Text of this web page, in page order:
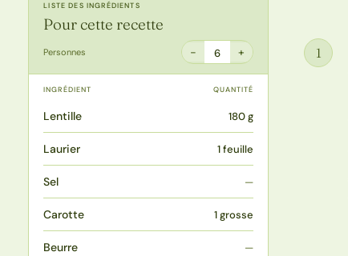
LISTE DES INGRÉDIENTS
Pour cette recette
Personnes − 6 +
INGRÉDIENT QUANTITÉ
Lentille 180 g
Laurier 1 feuille
Sel —
Carotte 1 grosse
Beurre —
Étape
1